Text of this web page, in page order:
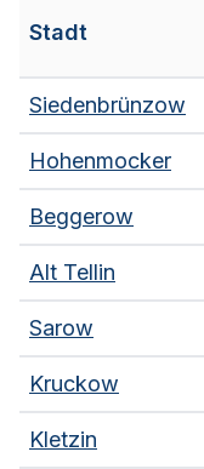
Stadt
Siedenbrünzow
Hohenmocker
Beggerow
Alt Tellin
Sarow
Kruckow
Kletzin